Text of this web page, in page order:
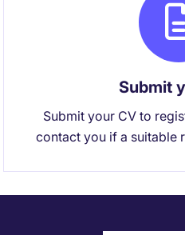
Submit
Submit your CV to
contact you if a suitable